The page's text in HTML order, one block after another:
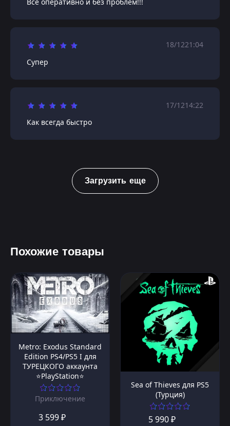
18/1221:04
Супер
17/1214:22
Как всегда быстро
Загрузить еще
Похожие товары
Metro: Exodus Standard
Edition PS4/PS5 I для
ТУРЕЦКОГО аккаунта
⭐PlayStation⭐
Приключение
3 599 ₽
Sea of Thieves для PS5
(Турция)
5 990 ₽